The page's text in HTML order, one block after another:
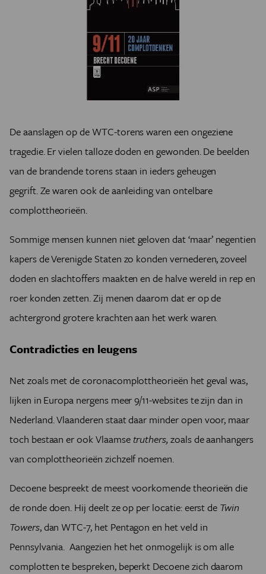
De aanslagen op de WTC-torens waren een ongeziene
tragedie. Er vielen talloze doden en gewonden. De beelden
van de brandende torens staan in ieders geheugen
gegrift. Ze waren ook de aanleiding van ontelbare
complottheorieën.
Sommige mensen kunnen niet geloven dat ‘maar’ negentien
kapers de Verenigde Staten zo konden vernederen, zoveel
doden en slachtoffers maakten en de halve wereld in rep en
roer konden zetten. Zij menen daarom dat er op de
achtergrond grotere krachten aan het werk waren.
Contradicties en leugens
Net zoals met de coronacomplottheorieën het geval was,
lijken in Europa nergens meer 9/11-websites te zijn dan in
Nederland. Vlaanderen staat daar minder open voor, maar
toch bestaan er ook Vlaamse truthers,zoals de aanhangers
van complottheorieën zichzelf noemen.
Decoene bespreekt de meest voorkomende theorieën die
de ronde doen. Hij deelt ze op per locatie: eerst de Twin
Towers, dan WTC-7, het Pentagon en het veld in
Pennsylvania. Aangezien het het onmogelijk is om alle
complotten te bespreken, beperkt Decoene zich daarom